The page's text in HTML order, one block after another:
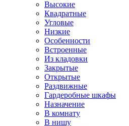
Высокие
Квадратные
Угловые
Низкие
Особенности
Встроенные
Из кладовки
Закрытые
Открытые
Раздвижные
Гардеробные шкафы
Назначение
В комнату
В нишу